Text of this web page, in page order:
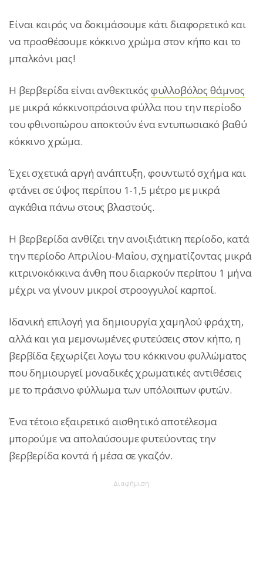
Είναι καιρός να δοκιμάσουμε κάτι διαφορετικό και
να προσθέσουμε κόκκινο χρώμα στον κήπο και το
μπαλκόνι μας!
Η βερβερίδα είναι ανθεκτικός φυλλοβόλος θάμνος
με μικρά κόκκινοπράσινα φύλλα που την περίοδο
του φθινοπώρου αποκτούν ένα εντυπωσιακό βαθύ
κόκκινο χρώμα.
Έχει σχετικά αργή ανάπτυξη, φουντωτό σχήμα και
φτάνει σε ύψος περίπου 1-1,5 μέτρο με μικρά
αγκάθια πάνω στους βλαστούς.
Η βερβερίδα ανθίζει την ανοιξιάτικη περίοδο, κατά
την περίοδο Απριλίου-Μαΐου, σχηματίζοντας μικρά
κιτρινοκόκκινα άνθη που διαρκούν περίπου 1 μήνα
μέχρι να γίνουν μικροί στροογγυλοί καρποί.
Ιδανική επιλογή για δημιουργία χαμηλού φράχτη,
αλλά και για μεμονωμένες φυτεύσεις στον κήπο, η
βερβίδα ξεχωρίζει λογω του κόκκινου φυλλώματος
που δημιουργεί μοναδικές χρωματικές αντιθέσεις
με το πράσινο φύλλωμα των υπόλοιπων φυτών.
Ένα τέτοιο εξαιρετικό αισθητικό αποτέλεσμα
μπορούμε να απολαύσουμε φυτεύοντας την
βερβερίδα κοντά ή μέσα σε γκαζόν.
Διαφήμιση